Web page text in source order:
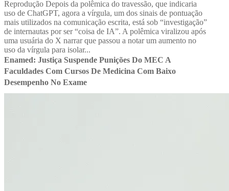
Reprodução Depois da polêmica do travessão, que indicaria
uso de ChatGPT, agora a vírgula, um dos sinais de pontuação
mais utilizados na comunicação escrita, está sob “investigação”
de internautas por ser “coisa de IA”. A polêmica viralizou após
uma usuária do X narrar que passou a notar um aumento no
uso da vírgula para isolar...
Enamed: Justiça Suspende Punições Do MEC A
Faculdades Com Cursos De Medicina Com Baixo
Desempenho No Exame